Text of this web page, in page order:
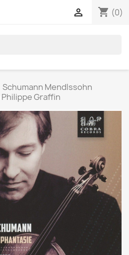
shopping_cart (0)

Schumann Mendlssohn
Graffin